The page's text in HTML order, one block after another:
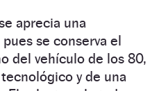
aprecia una
se conserva el
del vehículo de los 80,
y de una